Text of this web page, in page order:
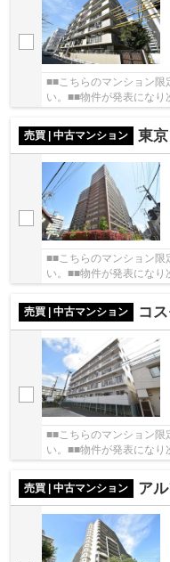
■■こちらのマンション限
い。■■物件が発表になり
売買 | 中古マンション 東
■■こちらのマンション限
い。■■物件が発表になり
売買 | 中古マンション コ
■■こちらのマンション限
い。■■物件が発表になり
売買 | 中古マンション ア